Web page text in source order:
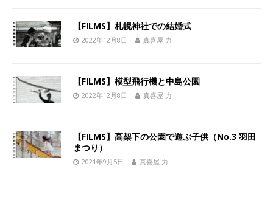
【FILMS】札幌神社での結婚式
2022年12月8日 真喜屋 力
【FILMS】模型飛行機と中島公園
2022年12月8日 真喜屋 力
【FILMS】高架下の公園で遊ぶ子供（No.3 羽田
まつり）
2021年9月5日 真喜屋 力